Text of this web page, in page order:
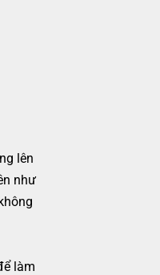
lên
như
làm